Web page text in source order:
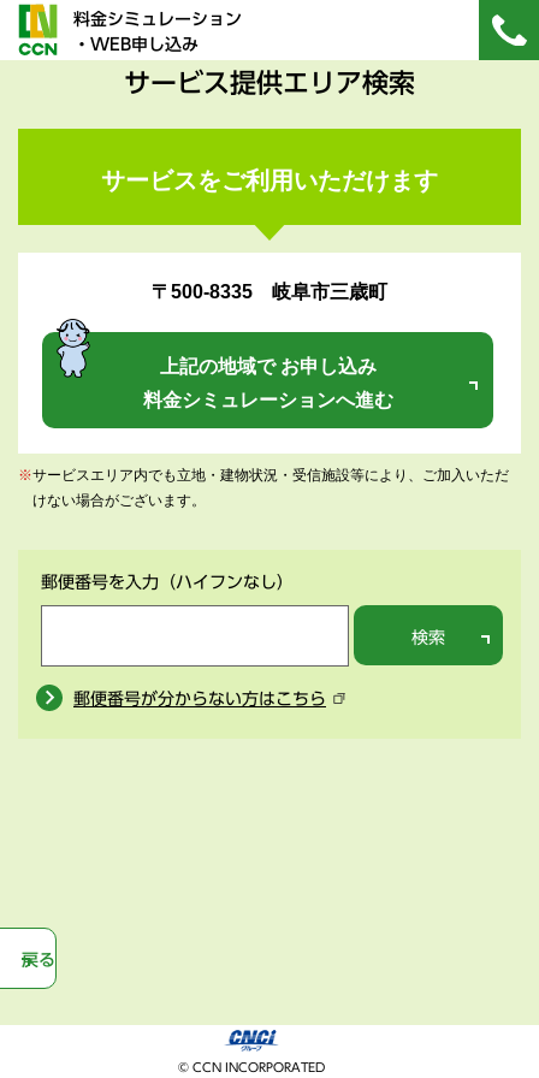
料金シミュレーション
・WEB申し込み
サービス提供エリア検索
サービスをご利用いただけます
〒500-8335 岐阜市三歳町
上記の地域で お申し込み
料金シミュレーションへ進む
※サービスエリア内でも立地・建物状況・受信施設等により、ご加入いただ
けない場合がございます。
郵便番号を入力 （ハイフンなし）
検索
郵便番号が分からない方はこちら
戻る
© CCN INCORPORATED